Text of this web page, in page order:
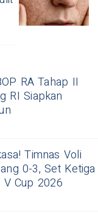
RA Tahap II
RI Siapkan
Timnas Voli
0-3, Set Ketiga
V Cup 2026